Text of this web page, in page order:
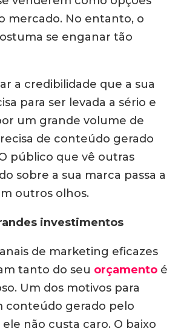
mercado. No entanto, o
se enganar tão
a credibilidade que a sua
para ser levada a sério e
um grande volume de
de conteúdo gerado
público que vê outras
sobre a sua marca passa a
outros olhos.
investimentos
de marketing eficazes
tanto do seu orçamento é
Um dos motivos para
conteúdo gerado pelo
não custa caro. O baixo